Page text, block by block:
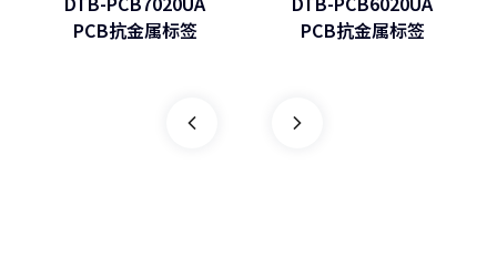
PCB抗金属标签
PCB抗金属标签